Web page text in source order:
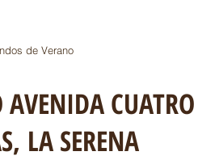
de Verano
AVENIDA CUATRO
LA SERENA